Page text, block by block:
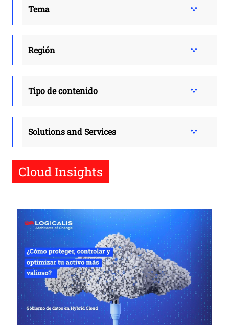
Tema
Región
Tipo de contenido
Solutions and Services
Cloud Insights